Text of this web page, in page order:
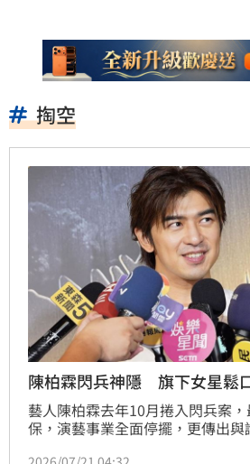
掏空
陳柏霖閃兵神隱 旗下女星鬆
藝人陳柏霖去年10月捲入閃兵案
保，演藝事業全面停擺，更傳出